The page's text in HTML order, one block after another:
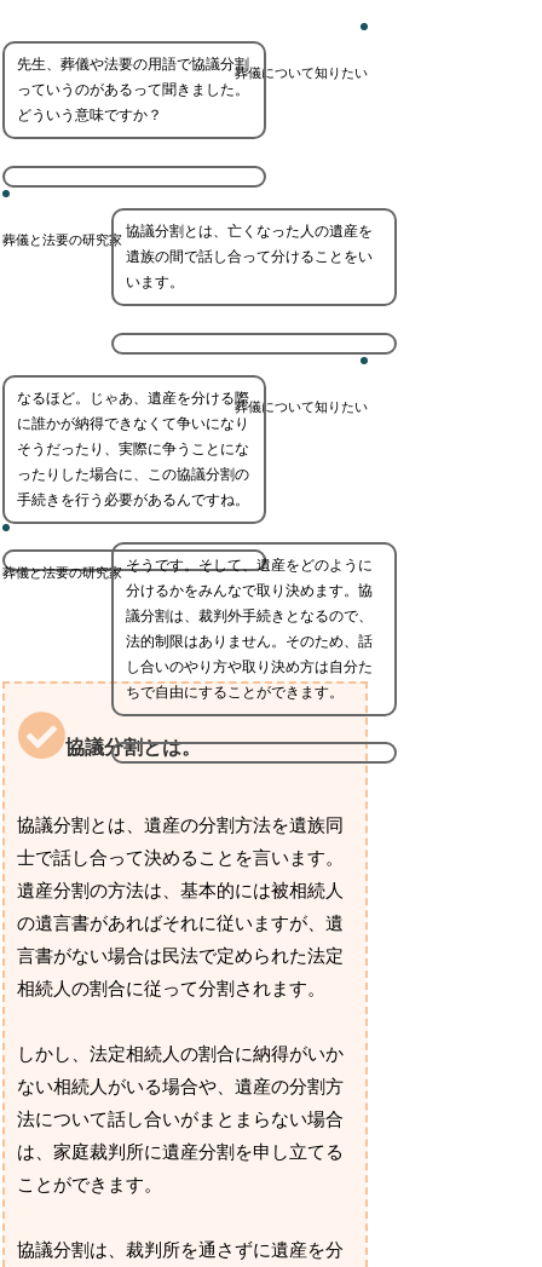
葬儀について知りたい
先生、葬儀や法要の用語で協議分割
っていうのがあるって聞きました。
どういう意味ですか？
葬儀と法要の研究家 協議分割とは、亡くなった人の遺産を
遺族の間で話し合って分けることをい
います。
葬儀について知りたい
なるほど。じゃあ、遺産を分ける際
に誰かが納得できなくて争いになり
そうだったり、実際に争うことにな
ったりした場合に、この協議分割の
手続きを行う必要があるんですね。
葬儀と法要の研究家 そうです。そして、遺産をどのように
分けるかをみんなで取り決めます。協
議分割は、裁判外手続きとなるので、
法的制限はありません。そのため、話
し合いのやり方や取り決め方は自分た
ちで自由にすることができます。
協議分割とは。
協議分割とは、遺産の分割方法を遺族同
士で話し合って決めることを言います。
遺産分割の方法は、基本的には被相続人
の遺言書があればそれに従いますが、遺
言書がない場合は民法で定められた法定
相続人の割合に従って分割されます。
しかし、法定相続人の割合に納得がいか
ない相続人がいる場合や、遺産の分割方
法について話し合いがまとまらない場合
は、家庭裁判所に遺産分割を申し立てる
ことができます。
協議分割は、裁判所を通さずに遺産を分